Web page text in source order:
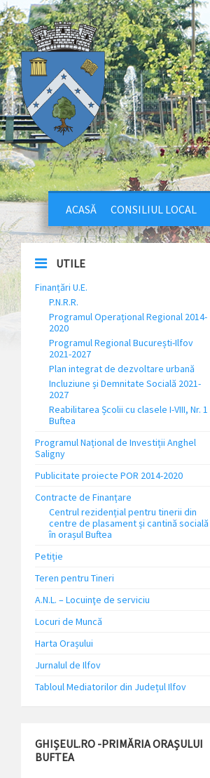
ACASĂ CONSILIUL LOCAL
UTILE
Finanțări U.E.
P.N.R.R.
Programul Operațional Regional 2014-
2020
Programul Regional București-Ilfov
2021-2027
Plan integrat de dezvoltare urbană
Incluziune și Demnitate Socială 2021-
2027
Reabilitarea Școlii cu clasele I-VIII, Nr. 1
Buftea
Programul Național de Investiții Anghel
Saligny
Publicitate proiecte POR 2014-2020
Contracte de Finanțare
Centrul rezidențial pentru tinerii din
centre de plasament și cantină socială
în orașul Buftea
Petiție
Teren pentru Tineri
A.N.L. – Locuinţe de serviciu
Locuri de Muncă
Harta Orașului
Jurnalul de Ilfov
Tabloul Mediatorilor din Județul Ilfov
GHIȘEUL.RO -PRIMĂRIA ORAȘULUI
BUFTEA